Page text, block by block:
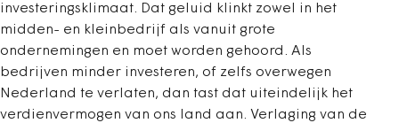
investeringsklimaat. Dat geluid klinkt zowel in het
midden- en kleinbedrijf als vanuit grote
ondernemingen en moet worden gehoord. Als
bedrijven minder investeren, of zelfs overwegen
Nederland te verlaten, dan tast dat uiteindelijk het
verdienvermogen van ons land aan. Verlaging van de